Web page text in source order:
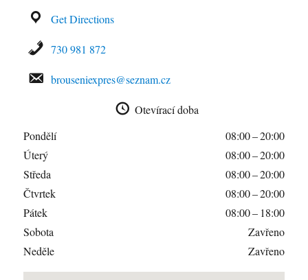
Get Directions
730 981 872
brouseniexpres@seznam.cz
Otevírací doba
Pondělí
08:00 – 20:00
Úterý
08:00 – 20:00
Středa
08:00 – 20:00
Čtvrtek
08:00 – 20:00
Pátek
08:00 – 18:00
Sobota
Zavřeno
Neděle
Zavřeno